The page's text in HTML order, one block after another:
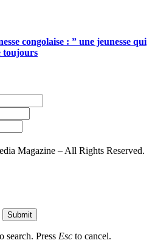
congolaise : ” une jeunesse qui
toujours
Magazine – All Rights Reserved.
Submit
search. Press Esc to cancel.